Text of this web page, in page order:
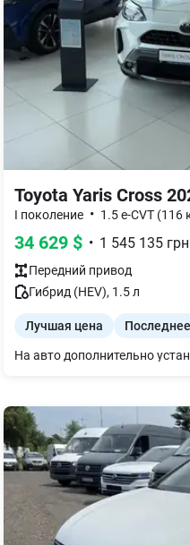
Toyota Yaris Cross
I поколение • 1.5 e-CVT (116
34 629 $ • 1 545 135 грн
Передний привод
Гибрид (HEV), 1.5л
Лучшая цена